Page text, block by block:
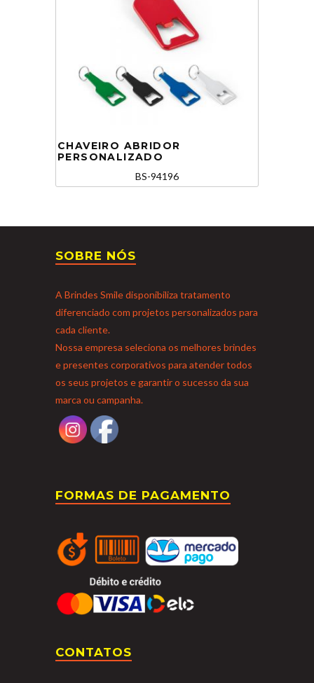
CHAVEIRO ABRIDOR
PERSONALIZADO
BS-94196
SOBRE NÓS
A Brindes Smile disponibiliza tratamento
diferenciado com projetos personalizados para
cada cliente.
Nossa empresa seleciona os melhores brindes
e presentes corporativos para atender todos
os seus projetos e garantir o sucesso da sua
marca ou campanha.
FORMAS DE PAGAMENTO
CONTATOS